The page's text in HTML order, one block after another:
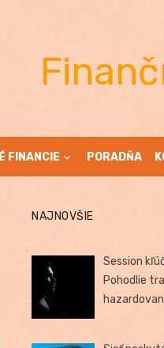
FINANCIE PORADŇA
NAJNOVŠIE
Session
Pohodlie